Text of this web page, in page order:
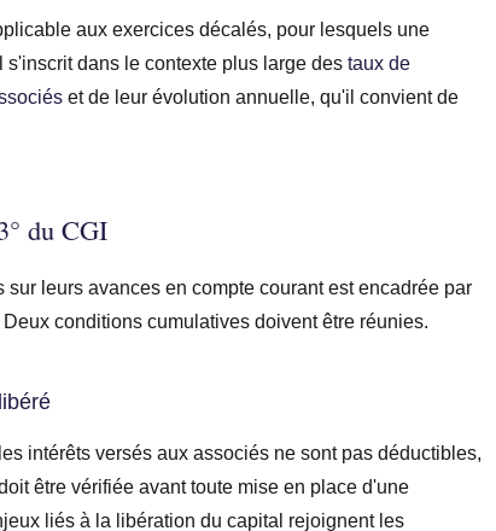
aux exercices décalés, pour lesquels une
dans le contexte plus large destaux de
et de leur évolution annuelle, qu'il convient de
du CGI
leurs avances en compte courant est encadrée par
Deux conditions cumulatives doivent être réunies.
intérêts versés aux associés ne sont pas déductibles,
être vérifiée avant toute mise en place d'une
liés à la libération du capital rejoignent les